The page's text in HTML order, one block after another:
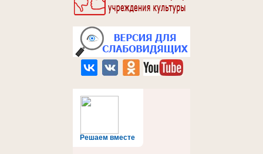
Решаем вместе